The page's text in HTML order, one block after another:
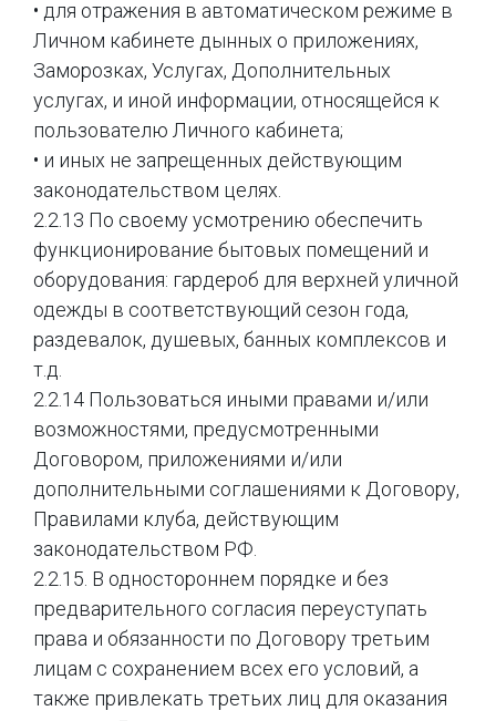
• для отражения в автоматическом режиме в
Личном кабинете дынных о приложениях,
Заморозках, Услугах, Дополнительных
услугах, и иной информации, относящейся к
пользователю Личного кабинета;
• и иных не запрещенных действующим
законодательством целях.
2.2.13 По своему усмотрению обеспечить
функционирование бытовых помещений и
оборудования: гардероб для верхней уличной
одежды в соответствующий сезон года,
раздевалок, душевых, банных комплексов и
т.д.
2.2.14 Пользоваться иными правами и/или
возможностями, предусмотренными
Договором, приложениями и/или
дополнительными соглашениями к Договору,
Правилами клуба, действующим
законодательством РФ.
2.2.15. В одностороннем порядке и без
предварительного согласия переуступать
права и обязанности по Договору третьим
лицам с сохранением всех его условий, а
также привлекать третьих лиц для оказания